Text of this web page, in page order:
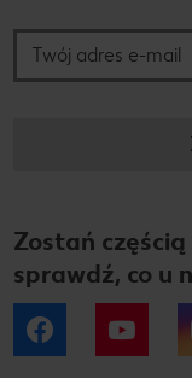
Zostań
sprawdź, co u
Facebook